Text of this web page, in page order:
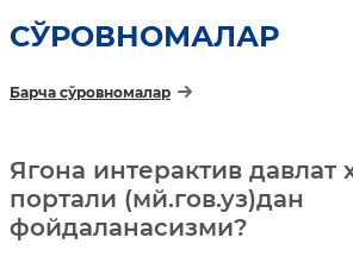
СЎРОВНОМАЛАР
Барча сўровномалар
Ягона интерактив давлат
портали (мй.гов.уз)дан
фойдаланасизми?